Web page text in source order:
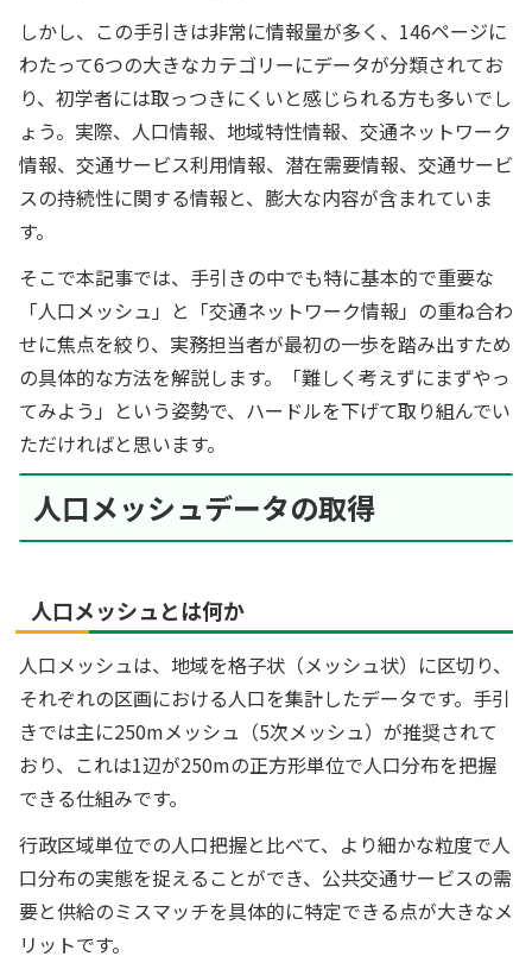
しかし、この手引きは非常に情報量が多く、146ページに
わたって6つの大きなカテゴリーにデータが分類されてお
り、初学者には取っつきにくいと感じられる方も多いでし
ょう。実際、人口情報、地域特性情報、交通ネットワーク
情報、交通サービス利用情報、潜在需要情報、交通サービ
スの持続性に関する情報と、膨大な内容が含まれていま
す。
そこで本記事では、手引きの中でも特に基本的で重要な
「人口メッシュ」と「交通ネットワーク情報」の重ね合わ
せに焦点を絞り、実務担当者が最初の一歩を踏み出すため
の具体的な方法を解説します。「難しく考えずにまずやっ
てみよう」という姿勢で、ハードルを下げて取り組んでい
ただければと思います。
人口メッシュデータの取得
人口メッシュとは何か
人口メッシュは、地域を格子状（メッシュ状）に区切り、
それぞれの区画における人口を集計したデータです。手引
きでは主に250mメッシュ（5次メッシュ）が推奨されて
おり、これは1辺が250mの正方形単位で人口分布を把握
できる仕組みです。
行政区域単位での人口把握と比べて、より細かな粒度で人
口分布の実態を捉えることができ、公共交通サービスの需
要と供給のミスマッチを具体的に特定できる点が大きなメ
リットです。